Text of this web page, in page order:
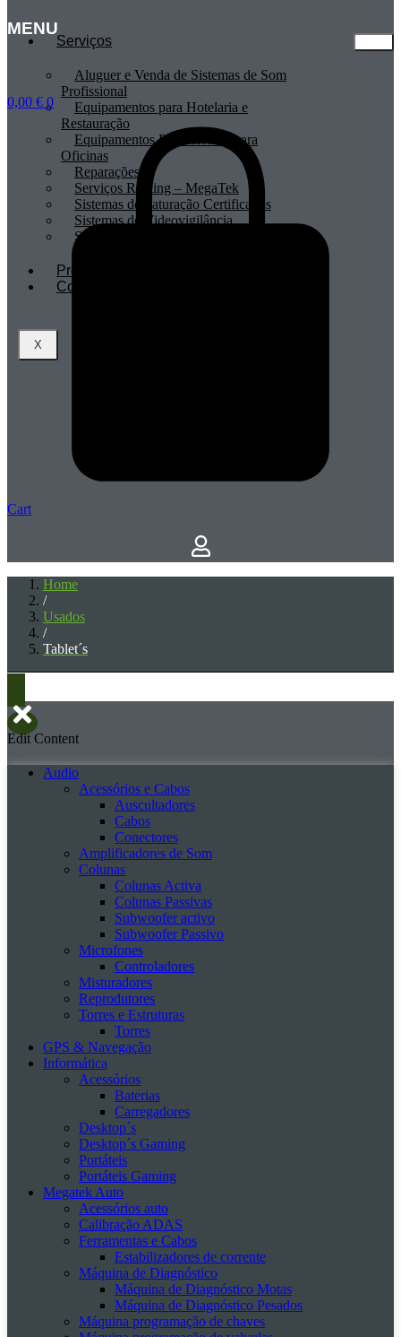
MENU
Serviços
Aluguer e Venda de Sistemas de Som
Profissional
Equipamentos para Hotelaria e
Restauração
Equipamentos Profissionais para
Oficinas
Reparações
Serviços Renting – MegaTek
Sistemas de Faturação Certificados
Sistemas de Videovigilância
Sistemas POS
Profissionais
Contactos
X
0,00 € 0
Cart
Home
/
Usados
/
Tablet´s
Edit Content
Audio
Acessórios e Cabos
Auscultadores
Cabos
Conectores
Amplificadores de Som
Colunas
Colunas Activa
Colunas Passivas
Subwoofer activo
Subwoofer Passivo
Microfones
Controladores
Misturadores
Reprodutores
Torres e Estruturas
Torres
GPS & Navegação
Informática
Acessórios
Baterias
Carregadores
Desktop´s
Desktop´s Gaming
Portáteis
Portáteis Gaming
Megatek Auto
Acessórios auto
Calibração ADAS
Ferramentas e Cabos
Estabilizadores de corrente
Máquina de Diagnóstico
Máquina de Diagnóstico Motas
Máquina de Diagnóstico Pesados
Máquina programação de chaves